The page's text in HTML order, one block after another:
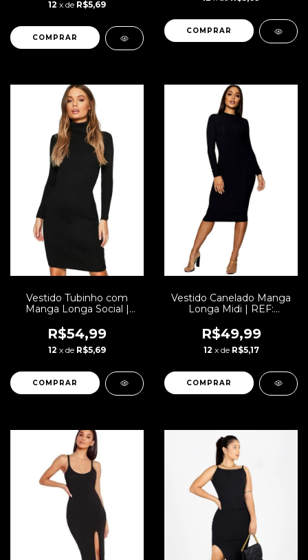
12 x de R$5,69
COMPRAR
COMPRAR
Vestido Tubinho com
Manga Longa Social |
R$54,99
12 x de R$5,69
COMPRAR
Vestido Canelado Manga
Longa Midi | REF:
R$49,99
12 x de R$5,17
COMPRAR